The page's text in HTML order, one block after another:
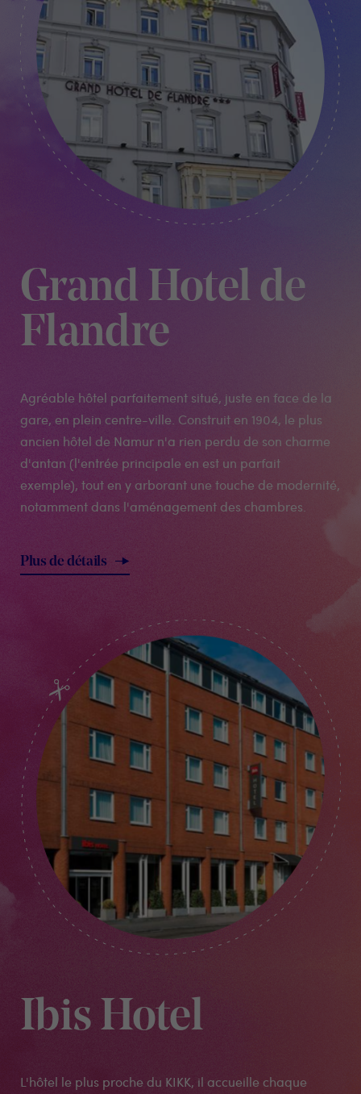
Grand Hotel de
Flandre
Agréable hôtel parfaitement situé, juste en face de la
gare, en plein centre-ville. Construit en 1904, le plus
ancien hôtel de Namur n'a rien perdu de son charme
d'antan (l'entrée principale en est un parfait
exemple), tout en y arborant une touche de modernité,
notamment dans l'aménagement des chambres.
Plus de détails
Ibis Hotel
L'hôtel le plus proche du KIKK, il accueille chaque